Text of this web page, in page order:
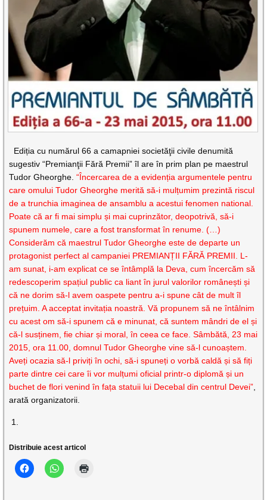
Ediția cu numărul 66 a camapniei societăţii civile denumită
sugestiv “Premianţii Fără Premii” îl are în prim plan pe maestrul
Tudor Gheorghe.“Încercarea de a evidenția argumentele pentru
care omului Tudor Gheorghe merită să-i mulțumim prezintă riscul
de a trunchia imaginea de ansamblu a acestui fenomen national.
Poate că ar fi mai simplu și mai cuprinzător, deopotrivă, să-i
spunem numele, care a fost transformat în renume. (…)
Considerăm că maestrul Tudor Gheorghe este de departe un
protagonist perfect al campaniei PREMIANȚII FĂRĂ PREMII. L-
am sunat, i-am explicat ce se întâmplă la Deva, cum încercăm să
redescoperim spațiul public ca liant în jurul valorilor românești și
că ne dorim să-l avem oaspete pentru a-i spune cât de mult îl
prețuim. A acceptat invitația noastră. Vă propunem să ne întâlnim
cu acest om să-i spunem că e minunat, că suntem mândri de el și
că-l susținem, fie chiar și moral, în ceea ce face. Sâmbătă, 23 mai
2015, ora 11.00, domnul Tudor Gheorghe vine să-l cunoaștem.
Aveți ocazia să-l priviți în ochi, să-i spuneți o vorbă caldă și să fiți
parte dintre cei care îi vor mulțumi oficial printr-o diplomă și un
buchet de flori venind în fața statuii lui Decebal din centrul Devei”,
arată organizatorii.
Distribuie acest articol